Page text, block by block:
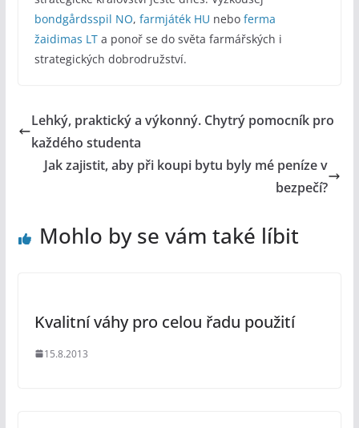
bondgårdsspil NO, farmjáték HU nebo ferma
žaidimas LTa ponoř se do světa farmářských i
strategických dobrodružství.
Lehký, praktický a výkonný. Chytrý pomocník pro
každého studenta
Jak zajistit, aby při koupi bytu byly mé peníze v
bezpečí?
Mohlo by se vám také líbit
Kvalitní váhy pro celou řadu použití
15.8.2013